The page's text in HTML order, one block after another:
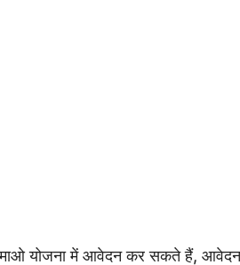
योजना में आवेदन कर सकते हैं, आवेदन